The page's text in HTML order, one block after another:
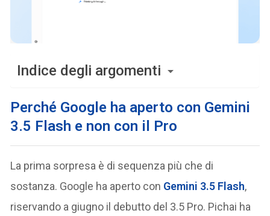
Indice degli argomenti
Perché Google ha aperto con Gemini
3.5 Flash e non con il Pro
La prima sorpresa è di sequenza più che di
sostanza. Google ha aperto con Gemini 3.5 Flash,
riservando a giugno il debutto del 3.5 Pro. Pichai ha